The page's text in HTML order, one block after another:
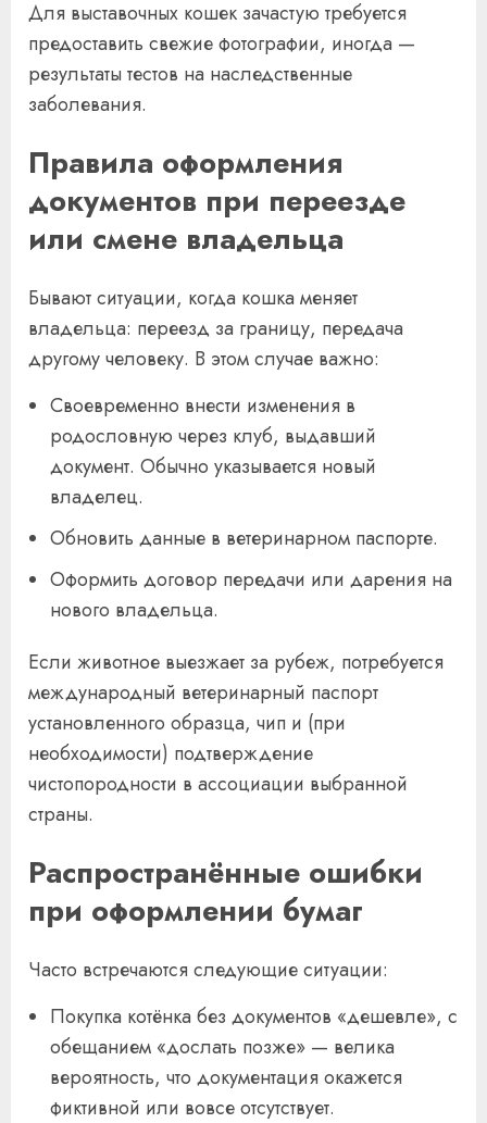
Для выставочных кошек зачастую требуется
предоставить свежие фотографии, иногда —
результаты тестов на наследственные
заболевания.
Правила оформления
документов при переезде
или смене владельца
Бывают ситуации, когда кошка меняет
владельца: переезд за границу, передача
другому человеку. В этом случае важно:
Своевременно внести изменения в
родословную через клуб, выдавший
документ. Обычно указывается новый
владелец.
Обновить данные в ветеринарном паспорте.
Оформить договор передачи или дарения на
нового владельца.
Если животное выезжает за рубеж, потребуется
международный ветеринарный паспорт
установленного образца, чип и (при
необходимости) подтверждение
чистопородности в ассоциации выбранной
страны.
Распространённые ошибки
при оформлении бумаг
Часто встречаются следующие ситуации:
Покупка котёнка без документов «дешевле», с
обещанием «дослать позже» — велика
вероятность, что документация окажется
фиктивной или вовсе отсутствует.